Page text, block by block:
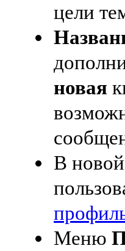
цели
новая
В
Меню